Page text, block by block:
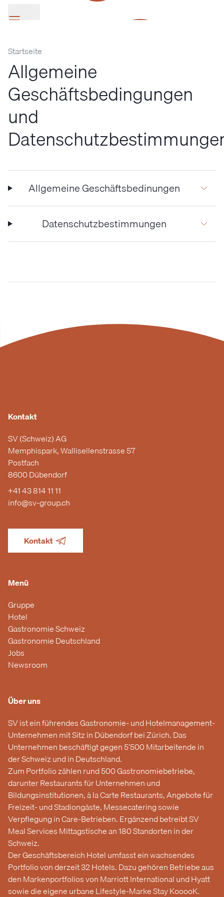
SV Group
Startseite
Allgemeine
Geschäftsbedingungen
und
Allgemeine Geschäftsbedinungen
Datenschutzbestimmungen
Kontakt
SV (Schweiz) AG
Memphispark, Wallisellenstrasse 57
Postfach
8600 Dübendorf
+41 43 814 11 11
info@sv-group.ch
Kontakt
Menü
Gruppe
Hotel
Gastronomie Schweiz
Gastronomie Deutschland
Jobs
Newsroom
Über uns
SV ist ein führendes Gastronomie- und Hotelmanagement-
Unternehmen mit Sitz in Dübendorf bei Zürich. Das
Unternehmen beschäftigt gegen 5’500 Mitarbeitende in
der Schweiz und in Deutschland.
Zum Portfolio zählen rund 500 Gastronomiebetriebe,
darunter Restaurants für Unternehmen und
Bildungsinstitutionen, à la Carte Restaurants, Angebote für
Freizeit- und Stadiongäste, Messecatering sowie
Verpflegung in Care-Betrieben. Ergänzend betreibt SV
Meal Services Mittagstische an 180 Standorten in der
Schweiz.
Der Geschäftsbereich Hotel umfasst ein wachsendes
Portfolio von derzeit 32 Hotels. Dazu gehören Betriebe aus
den Markenportfolios von Marriott International und Hyatt
sowie die eigene urbane Lifestyle-Marke Stay KooooK.